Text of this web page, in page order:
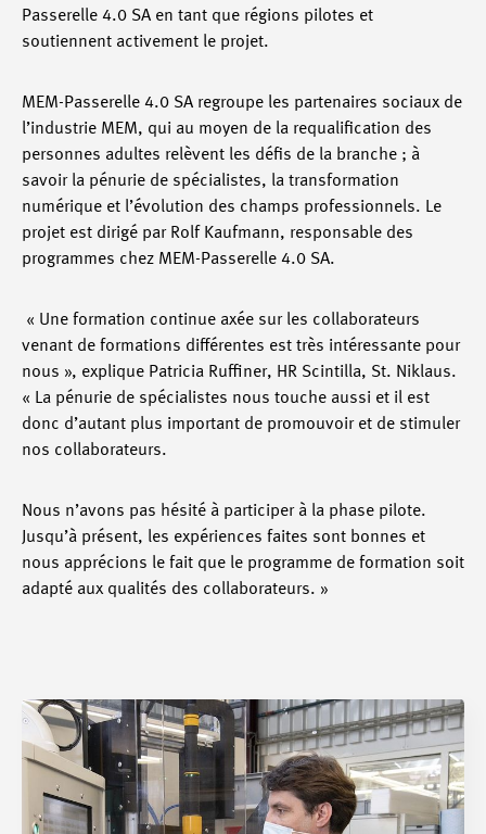
Passerelle 4.0 SA en tant que régions pilotes et
soutiennent activement le projet.
MEM-Passerelle 4.0 SA regroupe les partenaires sociaux de
l’industrie MEM, qui au moyen de la requalification des
personnes adultes relèvent les défis de la branche ; à
savoir la pénurie de spécialistes, la transformation
numérique et l’évolution des champs professionnels. Le
projet est dirigé par Rolf Kaufmann, responsable des
programmes chez MEM-Passerelle 4.0 SA.
« Une formation continue axée sur les collaborateurs
venant de formations différentes est très intéressante pour
nous », explique Patricia Ruffiner, HR Scintilla, St. Niklaus.
« La pénurie de spécialistes nous touche aussi et il est
donc d’autant plus important de promouvoir et de stimuler
nos collaborateurs.
Nous n’avons pas hésité à participer à la phase pilote.
Jusqu’à présent, les expériences faites sont bonnes et
nous apprécions le fait que le programme de formation soit
adapté aux qualités des collaborateurs. »